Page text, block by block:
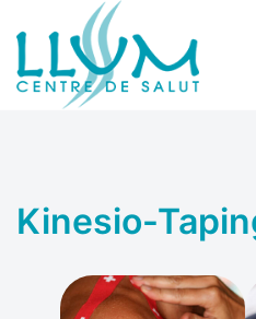
Inhalt
springen
Kinesio-